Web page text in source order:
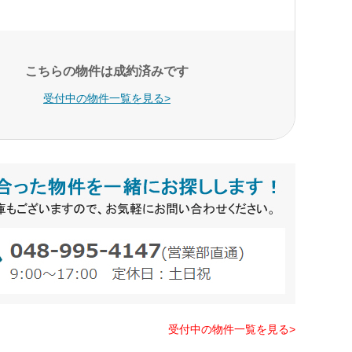
こちらの物件は成約済みです
受付中の物件一覧を見る>
受付中の物件一覧を見る>